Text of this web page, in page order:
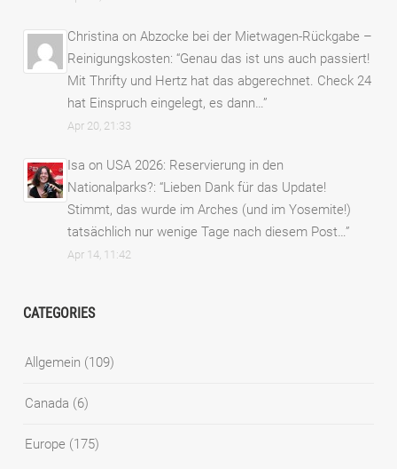
Christina onAbzocke bei der Mietwagen-Rückgabe –
Reinigungskosten: “Genau das ist uns auch passiert!
Mit Thrifty und Hertz hat das abgerechnet. Check 24
hat Einspruch eingelegt, es dann…”
Apr 20, 21:33
Isa on USA 2026: Reservierung in den
Nationalparks?: “Lieben Dank für das Update!
Stimmt, das wurde im Arches (und im Yosemite!)
tatsächlich nur wenige Tage nach diesem Post…”
Apr 14, 11:42
CATEGORIES
Allgemein (109)
Canada (6)
Europe (175)